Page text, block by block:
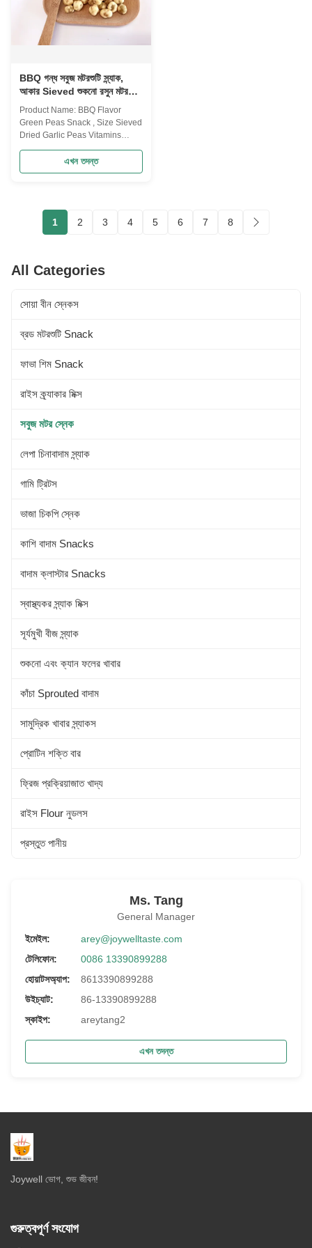
BBQ গন্ধ সবুজ মটরশুটি স্ন্যাক,
আকার Sieved শুকনো রসুন মটরশুটি
রয়েছে
Product Name: BBQ Flavor
Green Peas Snack , Size Sieved
Dried Garlic Peas Vitamins
Flavor Green Peas Snack , Size
Sieved Dried Garlic Peas
frying,Good for Spleen &
Stomach Main process:
selecting,soaking and coloring...
এখন তদন্ত
1 2 3 4 5 6 7 8
All Categories
সোয়া বীন স্নেকস
ব্রড মটরশুটি Snack
ফাভা শিম Snack
রাইস ক্র্যাকার মিক্স
সবুজ মটর স্নেক
লেপা চিনাবাদাম স্ন্যাক
গামি ট্রিটস
ভাজা চিকপি স্নেক
কাশি বাদাম Snacks
বাদাম ক্লাস্টার Snacks
স্বাস্থ্যকর স্ন্যাক মিক্স
সূর্যমুখী বীজ স্ন্যাক
শুকনো এবং ক্যান ফলের খাবার
কাঁচা Sprouted বাদাম
সামুদ্রিক খাবার স্ন্যাকস
প্রোটিন শক্তি বার
ফ্রিজ প্রক্রিয়াজাত খাদ্য
রাইস Flour নুডলস
প্রস্তুত পানীয়
Ms. Tang
General Manager
ইমেইল:
arey@joywelltaste.com
টেলিফোন:
0086 13390899288
হোয়াটসঅ্যাপ:
8613390899288
উইচ্যাট:
86-13390899288
স্কাইপ:
areytang2
এখন তদন্ত
Joywell ভোগ, শুভ জীবন!
গুরুত্বপূর্ণ সংযোগ